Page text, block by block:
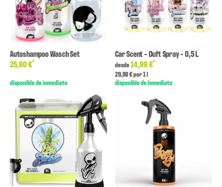
Autoshampoo Wasch Set
25,90 €*
disponible de inmediato
Car Scent - Duft Spray - 0,5 L
desde14,99 €*
29,98 € por 1 l
disponible de inmediato